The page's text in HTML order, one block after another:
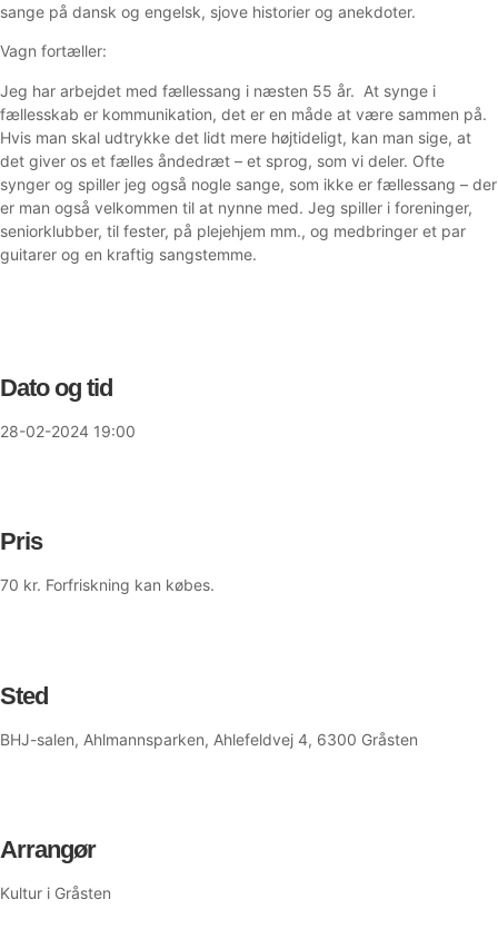
sange på dansk og engelsk, sjove historier og anekdoter.
Vagn fortæller:
Jeg har arbejdet med fællessang i næsten 55 år. At synge i
fællesskab er kommunikation, det er en måde at være sammen på.
Hvis man skal udtrykke det lidt mere højtideligt, kan man sige, at
det giver os et fælles åndedræt – et sprog, som vi deler. Ofte
synger og spiller jeg også nogle sange, som ikke er fællessang – der
er man også velkommen til at nynne med. Jeg spiller i foreninger,
seniorklubber, til fester, på plejehjem mm., og medbringer et par
guitarer og en kraftig sangstemme.
Dato og tid
28-02-2024 19:00
Pris
70 kr. Forfriskning kan købes.
Sted
BHJ-salen, Ahlmannsparken, Ahlefeldvej 4, 6300 Gråsten
Arrangør
Kultur i Gråsten